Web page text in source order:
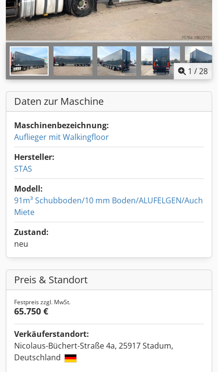
1 /28
Daten zur Maschine
Maschinenbezeichnung:
Auflieger mit Walkingfloor
Hersteller:
STAS
Modell:
91m³ Schubboden/10 mm Boden/ALUFELGEN/Auch
Miete
Zustand:
neu
Preis & Standort
Festpreis zzgl. MwSt.
65.750 €
Verkäuferstandort:
Nicolaus-Büchert-Straße 4a, 25917 Stadum,
Deutschland